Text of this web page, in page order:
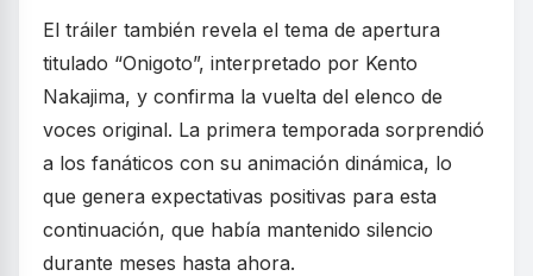
El tráiler también revela el tema de apertura
titulado “Onigoto”, interpretado por Kento
Nakajima, y confirma la vuelta del elenco de
voces original. La primera temporada sorprendió
a los fanáticos con su animación dinámica, lo
que genera expectativas positivas para esta
continuación, que había mantenido silencio
durante meses hasta ahora.